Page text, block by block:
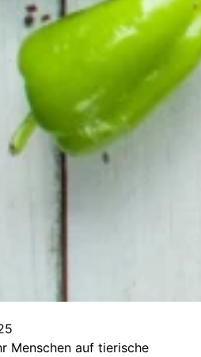
Menschen auf tierische